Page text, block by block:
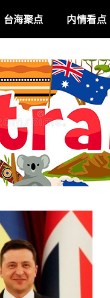
台海聚点 内情看点